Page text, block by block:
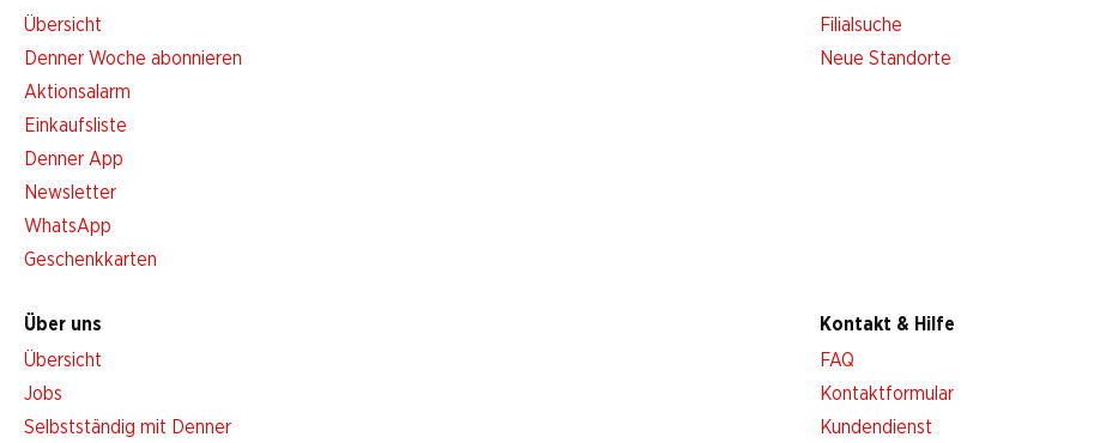
Übersicht
Denner Woche abonnieren
Aktionsalarm
Einkaufsliste
Denner App
Newsletter
WhatsApp
Geschenkkarten
Filialsuche
Neue Standorte
Über uns
Übersicht
Jobs
Selbstständig mit Denner
Kontakt & Hilfe
FAQ
Kontaktformular
Kundendienst